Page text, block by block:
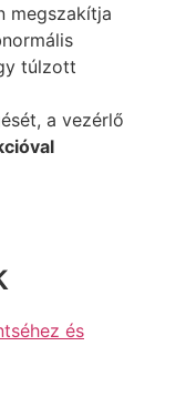
megszakítja
túlzott
a vezérlő
és